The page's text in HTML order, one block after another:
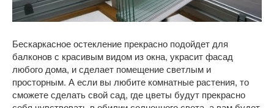
Бескаркасное остекление прекрасно подойдет для
балконов с красивым видом из окна, украсит фасад
любого дома, и сделает помещение светлым и
просторным. А если вы любите комнатные растения, то
сможете сделать свой сад, где цветы будут прекрасно